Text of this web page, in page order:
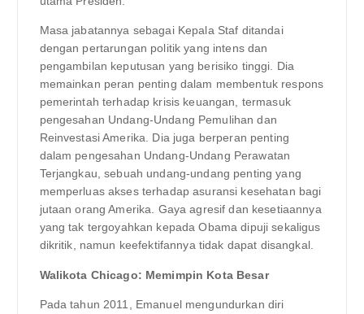
Masa jabatannya sebagai Kepala Staf ditandai
dengan pertarungan politik yang intens dan
pengambilan keputusan yang berisiko tinggi. Dia
memainkan peran penting dalam membentuk respons
pemerintah terhadap krisis keuangan, termasuk
pengesahan Undang-Undang Pemulihan dan
Reinvestasi Amerika. Dia juga berperan penting
dalam pengesahan Undang-Undang Perawatan
Terjangkau, sebuah undang-undang penting yang
memperluas akses terhadap asuransi kesehatan bagi
jutaan orang Amerika. Gaya agresif dan kesetiaannya
yang tak tergoyahkan kepada Obama dipuji sekaligus
dikritik, namun keefektifannya tidak dapat disangkal.
Walikota Chicago: Memimpin Kota Besar
Pada tahun 2011, Emanuel mengundurkan diri